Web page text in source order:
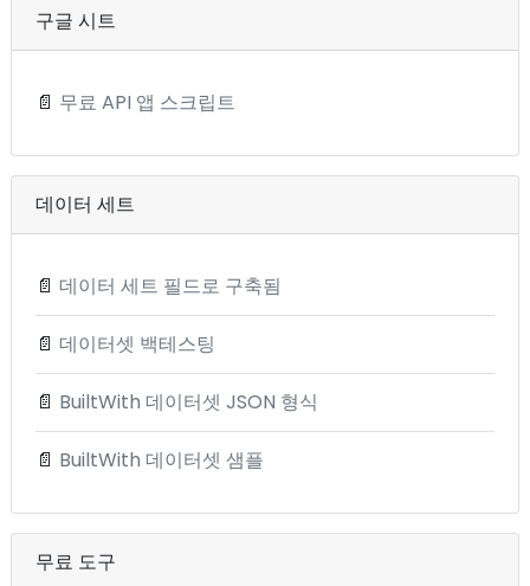
구글 시트
📄 무료 API 앱 스크립트
데이터 세트
📄 데이터 세트 필드로 구축됨
📄 데이터셋 백테스팅
📄 BuiltWith 데이터셋 JSON 형식
📄 BuiltWith 데이터셋 샘플
무료 도구